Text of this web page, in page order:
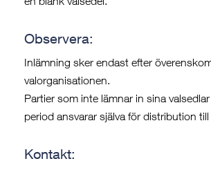
Observera:
Inlämning sker endast efter
valorganisationen.
Partier som inte lämnar in sina
period ansvarar själva för distribution till
Kontakt: